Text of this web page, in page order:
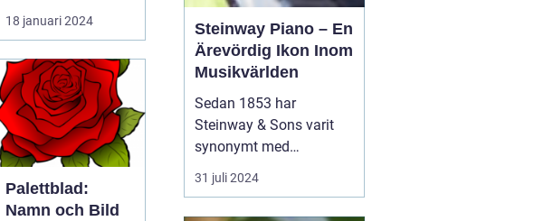
växt som har blivit
alltmer populär
blan...
18 januari 2024
Palettblad:
Namn och Bild
Steinway Piano – En
Ärevördig Ikon Inom
Musikvärlden
Sedan 1853 har
Steinway & Sons varit
synonymt med
enastående hantverk
och oöverträffad
31 juli 2024